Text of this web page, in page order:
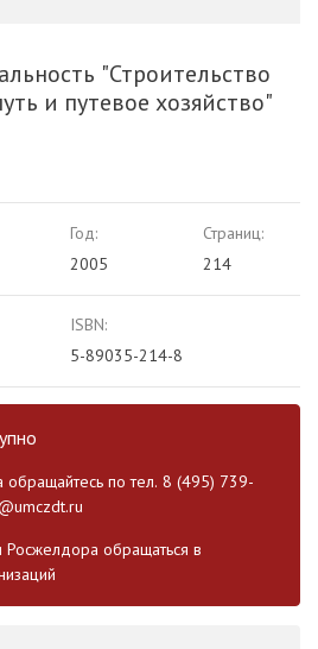
"Строительство
и путевое хозяйство"
Год:
2005
Страниц:
214
ISBN:
5-89035-214-8
обращайтесь по тел. 8 (495) 739-
обращаться в